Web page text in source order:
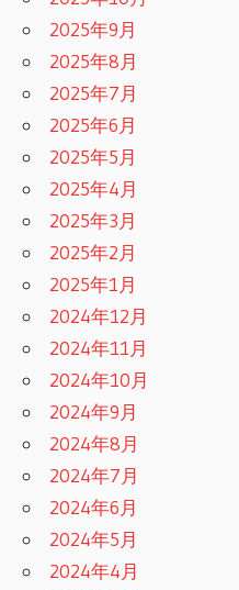
2025年9月
2025年8月
2025年7月
2025年6月
2025年5月
2025年4月
2025年3月
2025年2月
2025年1月
2024年12月
2024年11月
2024年10月
2024年9月
2024年8月
2024年7月
2024年6月
2024年5月
2024年4月